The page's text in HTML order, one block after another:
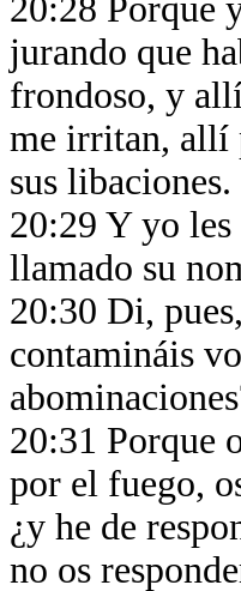
20:28 Porque
jurando que
frondoso, y
me irritan, allí
sus libaciones.
20:29 Y yo les
llamado su
20:30 Di,
contamináis
20:31 Porque
por el fuego,
¿y he de
no os